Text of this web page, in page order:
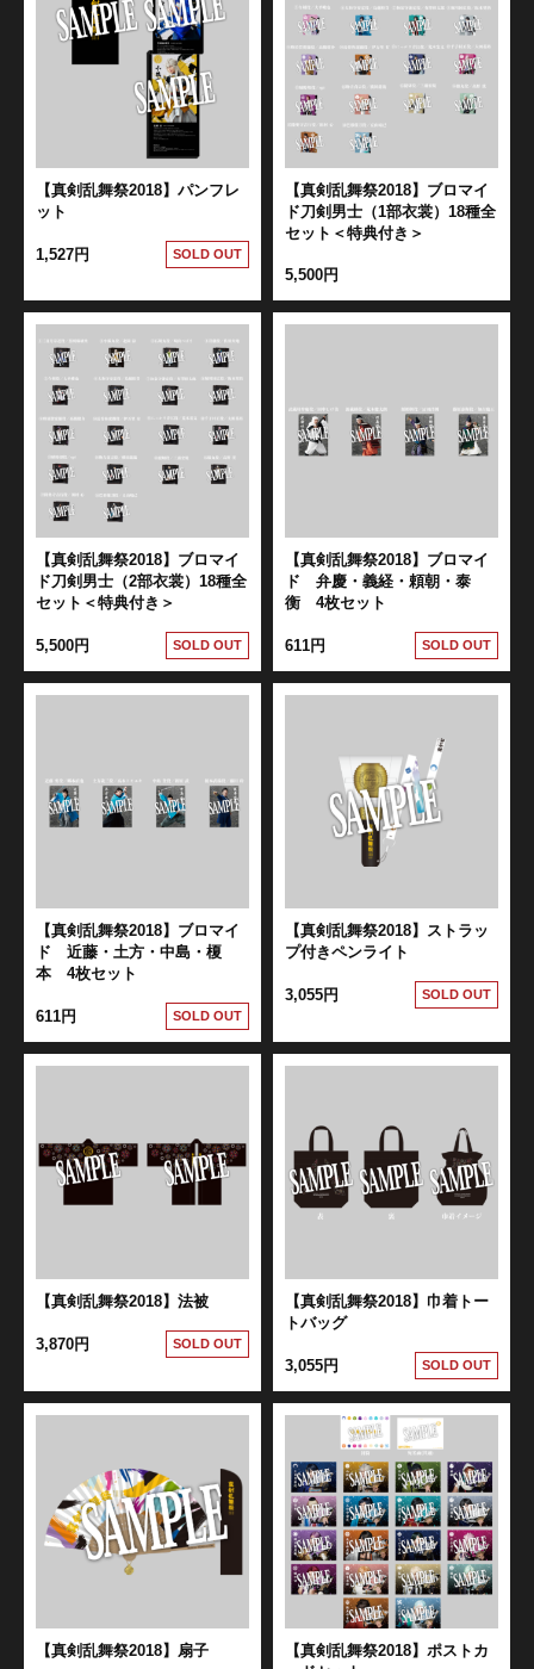
【真剣乱舞祭2018】パンフレ
ット
1,527円 SOLD OUT
【真剣乱舞祭2018】ブロマイ
ド刀剣男士（1部衣裳）18種全
セット＜特典付き＞
5,500円
【真剣乱舞祭2018】ブロマイ
ド刀剣男士（2部衣裳）18種全
セット＜特典付き＞
5,500円 SOLD OUT
【真剣乱舞祭2018】ブロマイ
ド 弁慶・義経・頼朝・泰
衡 4枚セット
611円 SOLD OUT
【真剣乱舞祭2018】ブロマイ
ド 近藤・土方・中島・榎
本 4枚セット
611円 SOLD OUT
【真剣乱舞祭2018】ストラッ
プ付きペンライト
3,055円 SOLD OUT
【真剣乱舞祭2018】法被
3,870円 SOLD OUT
【真剣乱舞祭2018】巾着トー
トバッグ
3,055円 SOLD OUT
【真剣乱舞祭2018】扇子
【真剣乱舞祭2018】ポストカ